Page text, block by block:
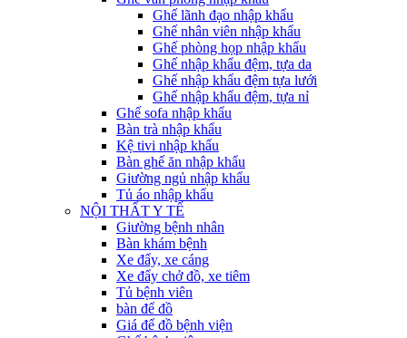
Ghế lãnh đạo nhập khẩu
Ghế nhân viên nhập khẩu
Ghế phòng họp nhập khẩu
Ghế nhập khẩu đệm, tựa da
Ghế nhập khẩu đệm tựa lưới
Ghế nhập khẩu đệm, tựa nỉ
Ghế sofa nhập khẩu
Bàn trà nhập khẩu
Kệ tivi nhập khẩu
Bàn ghế ăn nhập khẩu
Giường ngủ nhập khẩu
Tủ áo nhập khẩu
NỘI THẤT Y TẾ
Giường bệnh nhân
Bàn khám bệnh
Xe đẩy, xe cáng
Xe đẩy chở đồ, xe tiêm
Tủ bệnh viên
bàn để đồ
Giá để đồ bệnh viện